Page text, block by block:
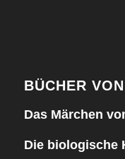
BÜCHER
Das Märchen
Die biologische